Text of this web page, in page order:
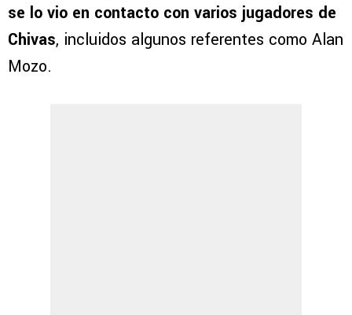
se lo vio en contacto con varios jugadores de
Chivas, incluidos algunos referentes como Alan
Mozo.